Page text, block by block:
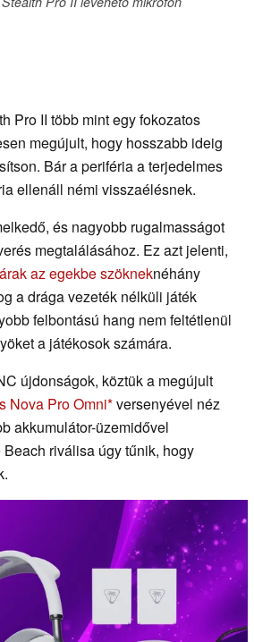
Pro II több mint egy fokozatos
megújult, hogy hosszabb ideig
Bár a periféria a terjedelmes
ellenáll némi visszaélésnek.
és nagyobb rugalmasságot
megtalálásához. Ez azt jelenti,
az egekbe szökneknéhány
a drága vezeték nélküli játék
felbontású hang nem feltétlenül
a játékosok számára.
újdonságok, köztük a megújult
Nova Pro Omni versenyével néz
akkumulátor-üzemidővel
riválisa úgy tűnik, hogy